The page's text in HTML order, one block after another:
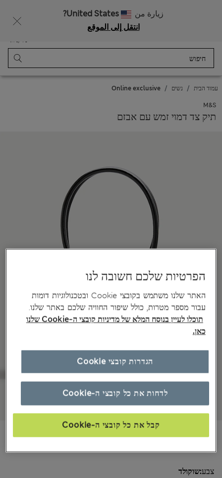
زيارة من
United States?
انتقل إلى الموقع
סל קניות
עמוד הבית נשים Online exclusive
M&S
תיק צד דמוי זמש עם אבזם
₪245,00
צבע:שוקולד
הפרטיות שלכם חשובה לנו
האתר שלנו משתמש בקובצי Cookie ובטכנולוגיות דומות
עבור מספר מטרות, כולל שיפור החוויה שלכם באתר שלנו.
תוכלו לעיין בנוסח המלא של מדיניות קובצי ה-Cookie שלנו
כאן.
לדחות את כל קובצי ה-Cookie
קבל את כל קובצי ה-Cookie
הגדרות קובצי Cookie